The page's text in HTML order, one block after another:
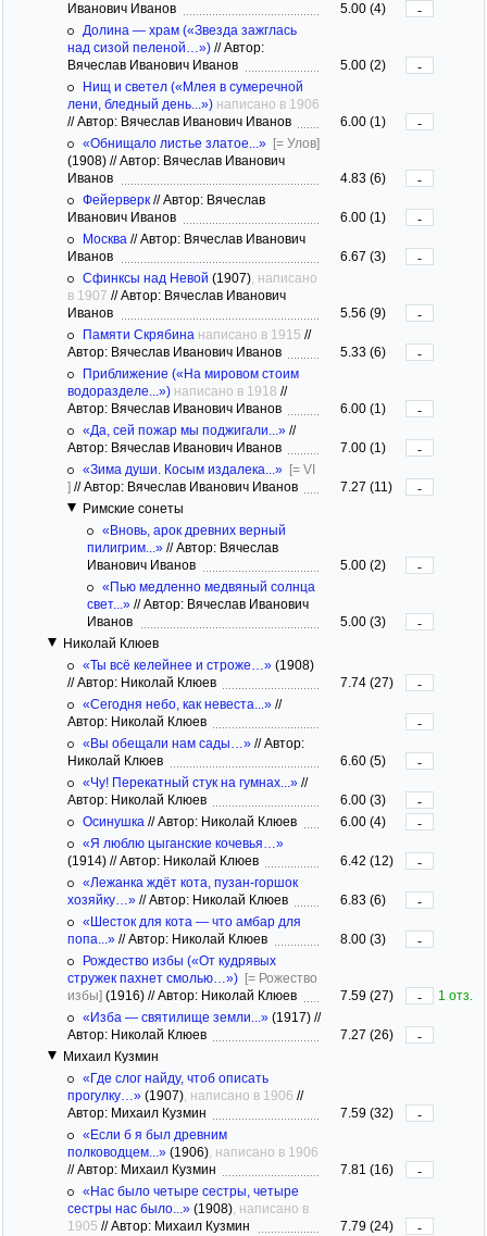
Иванович Иванов 5.00 (4)
-
Долина — храм («Звезда зажглась
над сизой пеленой…») //Автор:
Вячеслав Иванович Иванов
5.00 (2)
-
Нищ и светел («Млея в сумеречной
лени, бледный день...») написано в 1906
//Автор: Вячеслав Иванович Иванов 6.00 (1)
-
«Обнищало листье златое...» [= Улов]
(1908) //Автор: Вячеслав Иванович
Иванов
4.83 (6)
-
Фейерверк //Автор: Вячеслав
Иванович Иванов
6.00 (1)
-
Москва //Автор: Вячеслав Иванович
Иванов
6.67 (3)
-
Сфинксы над Невой (1907) , написано
в 1907 //Автор: Вячеслав Иванович
Иванов
5.56 (9)
-
Памяти Скрябина написано в 1915 //
Автор: Вячеслав Иванович Иванов
5.33 (6)
-
Приближение («На мировом стоим
водоразделе...») написано в 1918 //
Автор: Вячеслав Иванович Иванов
6.00 (1)
-
«Да, сей пожар мы поджигали...» //
Автор: Вячеслав Иванович Иванов
7.00 (1)
-
«Зима души. Косым издалека...» [= VI
] //Автор: Вячеслав Иванович Иванов 7.27 (11)
-
Римские сонеты
«Вновь, арок древних верный
пилигрим...» //Автор: Вячеслав
Иванович Иванов
5.00 (2)
-
«Пью медленно медвяный солнца
свет...» //Автор: Вячеслав Иванович
Иванов
5.00 (3)
-
Николай Клюев
«Ты всё келейнее и строже…» (1908)
//Автор: Николай Клюев 7.74 (27)
-
«Сегодня небо, как невеста...» //
Автор: Николай Клюев
-
«Вы обещали нам сады…» //Автор:
Николай Клюев
6.60 (5)
-
«Чу! Перекатный стук на гумнах...» //
Автор: Николай Клюев
6.00 (3)
-
Осинушка //Автор: Николай Клюев 6.00 (4)
-
«Я люблю цыганские кочевья…»
(1914) //Автор: Николай Клюев 6.42 (12)
-
«Лежанка ждёт кота, пузан-горшок
хозяйку…» //Автор: Николай Клюев 6.83 (6)
-
«Шесток для кота — что амбар для
попа...» //Автор: Николай Клюев 8.00 (3)
-
Рождество избы («От кудрявых
стружек пахнет смолью…») [= Рожество
избы] (1916) //Автор: Николай Клюев 7.59 (27) -
1 отз.
«Изба — святилище земли...» (1917) //
Автор: Николай Клюев
7.27 (26)
-
Михаил Кузмин
«Где слог найду, чтоб описать
прогулку…» (1907) , написано в 1906 //
Автор: Михаил Кузмин
7.59 (32)
-
«Если б я был древним
полководцем...» (1906) , написано в 1906
//Автор: Михаил Кузмин 7.81 (16)
-
«Нас было четыре сестры, четыре
сестры нас было...» (1908) , написано в
1905 //Автор: Михаил Кузмин 7.79 (24)
-